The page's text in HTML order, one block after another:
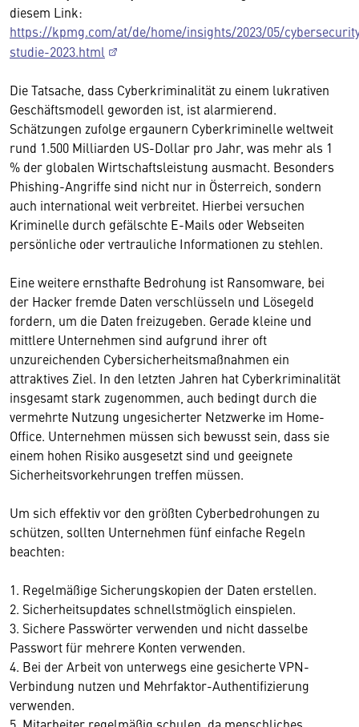
diesem Link:
https://kpmg.com/at/de/home/insights/2023/05/
studie-2023.html
Die Tatsache, dass Cyberkriminalität zu einem lukrativen
Geschäftsmodell geworden ist, ist alarmierend.
Schätzungen zufolge ergaunern Cyberkriminelle weltweit
rund 1.500 Milliarden US-Dollar pro Jahr, was mehr als 1
% der globalen Wirtschaftsleistung ausmacht. Besonders
Phishing-Angriffe sind nicht nur in Österreich, sondern
auch international weit verbreitet. Hierbei versuchen
Kriminelle durch gefälschte E-Mails oder Webseiten
persönliche oder vertrauliche Informationen zu stehlen.
Eine weitere ernsthafte Bedrohung ist Ransomware, bei
der Hacker fremde Daten verschlüsseln und Lösegeld
fordern, um die Daten freizugeben. Gerade kleine und
mittlere Unternehmen sind aufgrund ihrer oft
unzureichenden Cybersicherheitsmaßnahmen ein
attraktives Ziel. In den letzten Jahren hat Cyberkriminalität
insgesamt stark zugenommen, auch bedingt durch die
vermehrte Nutzung ungesicherter Netzwerke im Home-
Office. Unternehmen müssen sich bewusst sein, dass sie
einem hohen Risiko ausgesetzt sind und geeignete
Sicherheitsvorkehrungen treffen müssen.
Um sich effektiv vor den größten Cyberbedrohungen zu
schützen, sollten Unternehmen fünf einfache Regeln
beachten:
1. Regelmäßige Sicherungskopien der Daten erstellen.
2. Sicherheitsupdates schnellstmöglich einspielen.
3. Sichere Passwörter verwenden und nicht dasselbe
Passwort für mehrere Konten verwenden.
4. Bei der Arbeit von unterwegs eine gesicherte VPN-
Verbindung nutzen und Mehrfaktor-Authentifizierung
verwenden.